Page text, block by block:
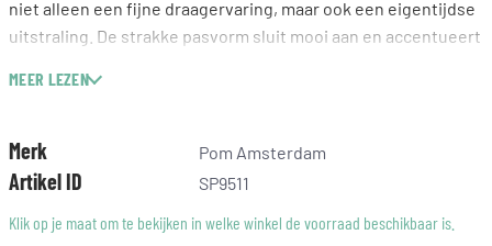
niet alleen een fijne draagervaring, maar ook een eigentijdse
uitstraling. De strakke pasvorm sluit mooi aan en accentueert
een helder shirt of een stijlvolle top voor een moeiteloze
hand in hand gaan.
MEER LEZEN
Merk Pom Amsterdam
Artikel ID
SP9511
Klik op je maat om te bekijken in welke winkel de voorraad beschikbaar is.